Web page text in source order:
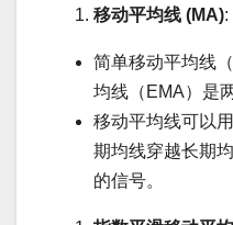
移动平均线 (MA):
简单移动平均线
均线（EMA）是
移动平均线可以
期均线穿越长期
的信号。